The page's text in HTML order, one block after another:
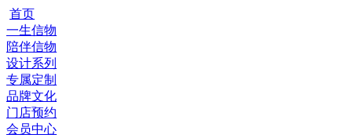
首页
一生信物
陪伴信物
设计系列
专属定制
品牌文化
门店预约
会员中心